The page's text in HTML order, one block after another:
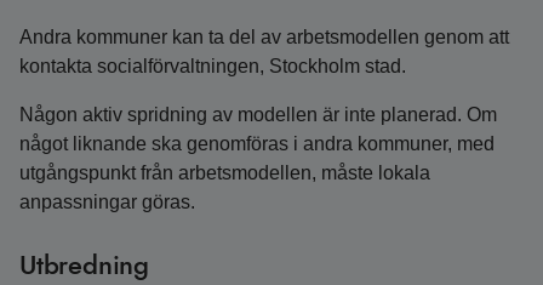
Andra kommuner kan ta del av arbetsmodellen genom att
kontakta socialförvaltningen, Stockholm stad.
Någon aktiv spridning av modellen är inte planerad. Om
något liknande ska genomföras i andra kommuner, med
utgångspunkt från arbetsmodellen, måste lokala
anpassningar göras.
Utbredning